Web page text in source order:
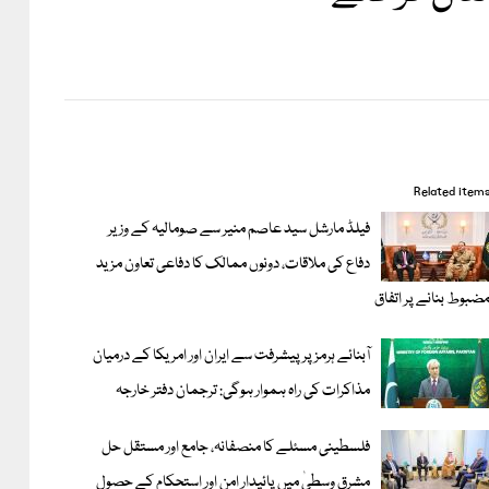
Related items
فیلڈ مارشل سید عاصم منیر سے صومالیہ کے وزیر
دفاع کی ملاقات، دونوں ممالک کا دفاعی تعاون مزید
مضبوط بنانے پر اتفاق
آبنائے ہرمز پر پیشرفت سے ایران اور امریکا کے درمیان
مذاکرات کی راہ ہموار ہوگی: ترجمان دفتر خارجہ
فلسطینی مسئلے کا منصفانہ، جامع اور مستقل حل
مشرق وسطیٰ میں پائیدار امن اور استحکام کے حصول